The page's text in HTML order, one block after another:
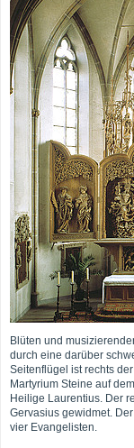
Blüten und
durch eine darüber
Seitenflügel ist rechts
Martyrium Steine auf
Heilige Laurentius. Der
Gervasius gewidmet.
vier Evangelisten.